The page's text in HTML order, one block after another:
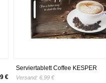
€
Serviertablett Coffee KESPER
Versand: 6,99 €